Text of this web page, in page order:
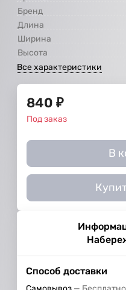
Бренд
Длина
Ширина
Высота
Все характеристики
840 ₽
Под заказ
В
Способ доставки